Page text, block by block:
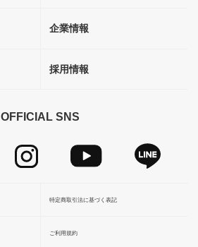
企業情報
採用情報
OFFICIAL SNS
特定商取引法に基づく表記
ご利用規約